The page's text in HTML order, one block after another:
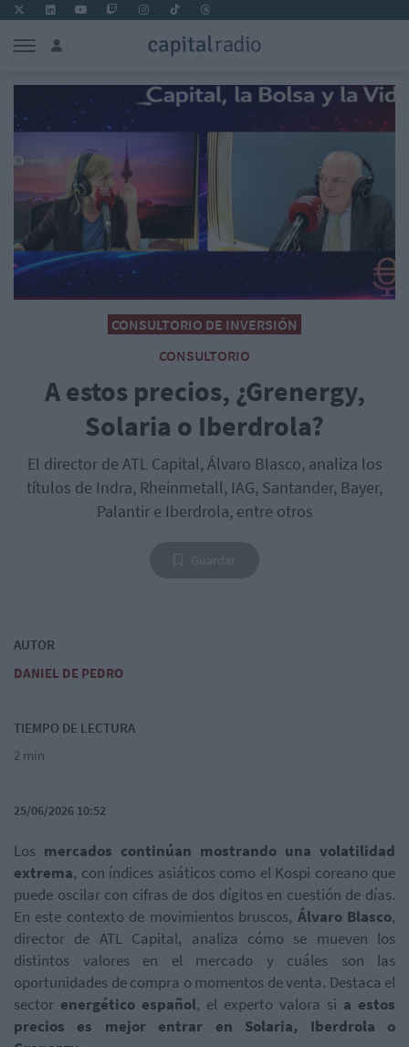
CONSULTORIO DE INVERSIÓN
CONSULTORIO
A estos precios, ¿Grenergy,
Solaria o Iberdrola?
El director de ATL Capital, Álvaro Blasco, analiza los
títulos de Indra, Rheinmetall, IAG, Santander, Bayer,
Palantir e Iberdrola, entre otros
AUTOR
DANIEL DE PEDRO
TIEMPO DE LECTURA
2 min
25/06/2026 10:52
Los mercados continúan mostrando una volatilidad
extrema, con índices asiáticos como el Kospi coreano que
puede oscilar con cifras de dos dígitos en cuestión de días.
En este contexto de movimientos bruscos, Álvaro Blasco,
director de ATL Capital, analiza cómo se mueven los
distintos valores en el mercado y cuáles son las
oportunidades de compra o momentos de venta. Destaca el
sector energético español, el experto valora si a estos
precios es mejor entrar en Solaria, Iberdrola o